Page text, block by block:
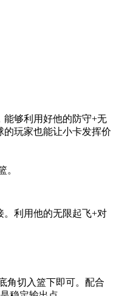
能够利用好他的防守+无
玩家也能让小卡发挥价
。
。利用他的无限起飞+对
角切入篮下即可。配合